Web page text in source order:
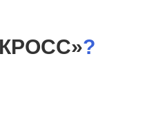
?